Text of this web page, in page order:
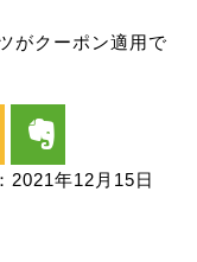
がクーポン適用で
evernote
2021年12月15日